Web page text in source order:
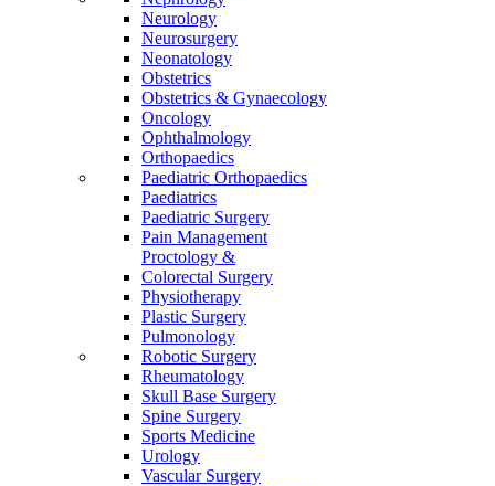
Neurology
Neurosurgery
Neonatology
Obstetrics
Obstetrics & Gynaecology
Oncology
Ophthalmology
Orthopaedics
Paediatric Orthopaedics
Paediatrics
Paediatric Surgery
Pain Management
Proctology &
Colorectal Surgery
Physiotherapy
Plastic Surgery
Pulmonology
Robotic Surgery
Rheumatology
Skull Base Surgery
Spine Surgery
Sports Medicine
Urology
Vascular Surgery